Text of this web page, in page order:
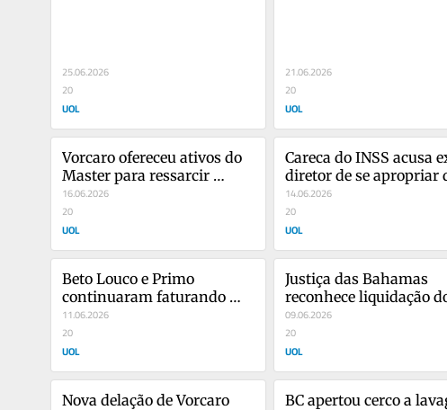
25.06.2026
20
UOL
21.06.2026
20
UOL
Vorcaro ofereceu ativos do
Master para ressarcir
desvios em delação
16.06.2026
20
UOL
Careca do INSS acusa
diretor de se apropriar
Porsche e BMW
14.06.2026
20
UOL
Beto Louco e Primo
continuaram faturando
após Carbono Oculto,
aponta MP-SP
11.06.2026
20
UOL
Justiça das Bahamas
reconhece liquidação
Master e cita nove
offshores
09.06.2026
20
UOL
Nova delação de Vorcaro
BC apertou cerco a